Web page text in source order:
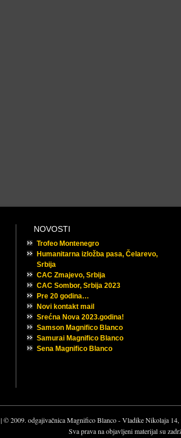
NOVOSTI
Trofeo Montenegro
Humanitarna izložba pasa, Čelarevo,
Srbija
CAC Zmajevo, Srbija
CAC Sombor, Srbija 2023
Pre 20 godina…
Novi kontakt mail
Srećna Nova 2023.godina!
Samson Magnifico Blanco
Samurai Magnifico Blanco
Sena Magnifico Blanco
| © 2009. odgajivačnica Magnifico Blanco - Vladike Nikolaja
Sva prava na objavljeni materijal su